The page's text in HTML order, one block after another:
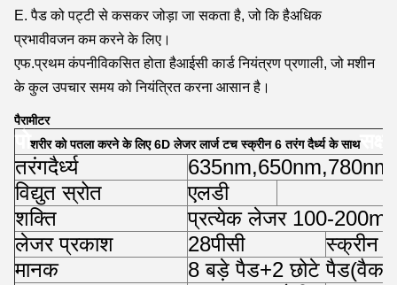
E. पैड को पट्टी से कसकर जोड़ा जा सकता है, जो कि हैअधिक
प्रभावीवजन कम करने के लिए।
एफ.प्रथम कंपनीविकसित होता हैआईसी कार्ड नियंत्रण प्रणाली, जो मशीन
के कुल उपचार समय को नियंत्रित करना आसान है।
पैरामीटर
पोशरीर को पतला करने के लिए 6D लेजर लार्ज टच स्क्रीन 6 तरंग दैर्ध्य के साथ
तरंगदैर्ध्य
635nm,650nm,780nm
विद्युत स्रोत
एलडी
शक्ति
प्रत्येक लेजर 100-
लेजर प्रकाश
28पीसी
स्क्रीन
मानक
8 बड़े पैड+2 छोटे पैड(